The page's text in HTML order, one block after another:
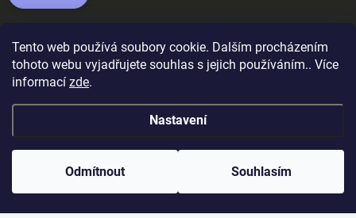
Tento web používá soubory cookie. Dalším procházením
tohoto webu vyjadřujete souhlas s jejich používáním.. Více
informací zde.
Nastavení
Odmítnout Souhlasím
Copyright 2026AkcniTricka.CZ. Všechna práva vyhrazena.Upravit